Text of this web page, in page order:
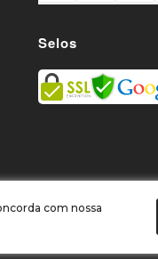
com nossa
Selos